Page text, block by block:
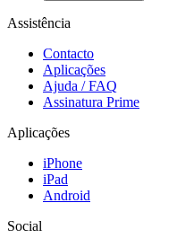
Assistência
Contacto
Aplicações
Ajuda / FAQ
Assinatura Prime
Aplicações
iPhone
iPad
Android
Social